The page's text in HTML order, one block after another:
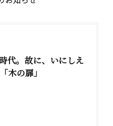
代。故に、いにしえ
木の扉」